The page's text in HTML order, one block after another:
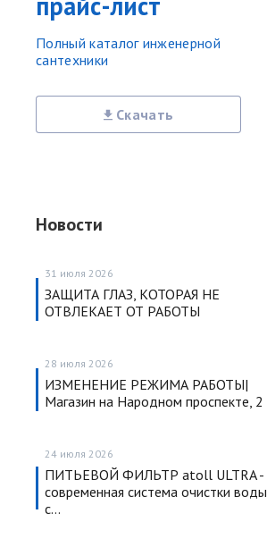
Полный каталог инженерной
сантехники
Скачать
Новости
31 июля 2026
ЗАЩИТА ГЛАЗ, КОТОРАЯ НЕ
ОТВЛЕКАЕТ ОТ РАБОТЫ
28 июля 2026
ИЗМЕНЕНИЕ РЕЖИМА РАБОТЫ|
Магазин на Народном проспекте, 2
24 июля 2026
ПИТЬЕВОЙ ФИЛЬТР atoll ULTRA -
современная система очистки воды
с…